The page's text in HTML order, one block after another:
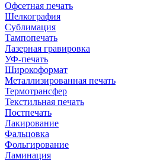
Офсетная печать
Шелкография
Сублимация
Тампопечать
Лазерная гравировка
УФ-печать
Широкоформат
Металлизированная печать
Термотрансфер
Текстильная печать
Постпечать
Лакирование
Фальцовка
Фольгирование
Ламинация